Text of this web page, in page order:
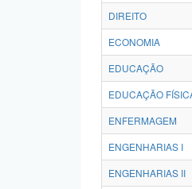
DIREITO
ECONOMIA
EDUCAÇÃO
EDUCAÇÃO
ENFERMAGEM
ENGENHARIAS I
ENGENHARIAS II